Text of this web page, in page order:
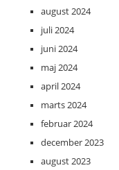
august 2024
juli 2024
juni 2024
maj 2024
april 2024
marts 2024
februar 2024
december 2023
august 2023